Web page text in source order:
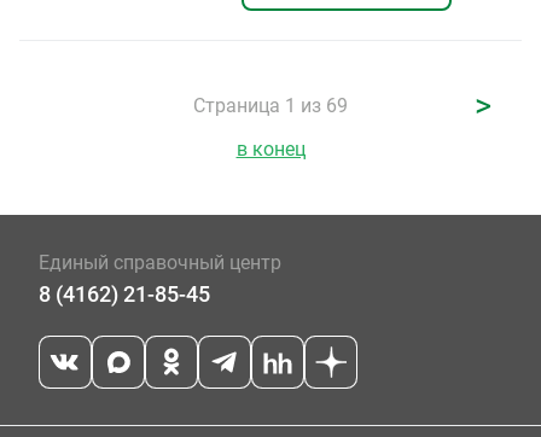
Страница 1 из 69 >
в конец
Единый справочный центр
8 (4162) 21-85-45